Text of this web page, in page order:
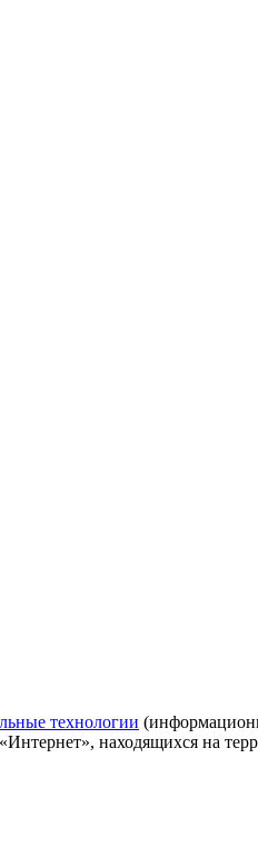
технологии
находящихся на